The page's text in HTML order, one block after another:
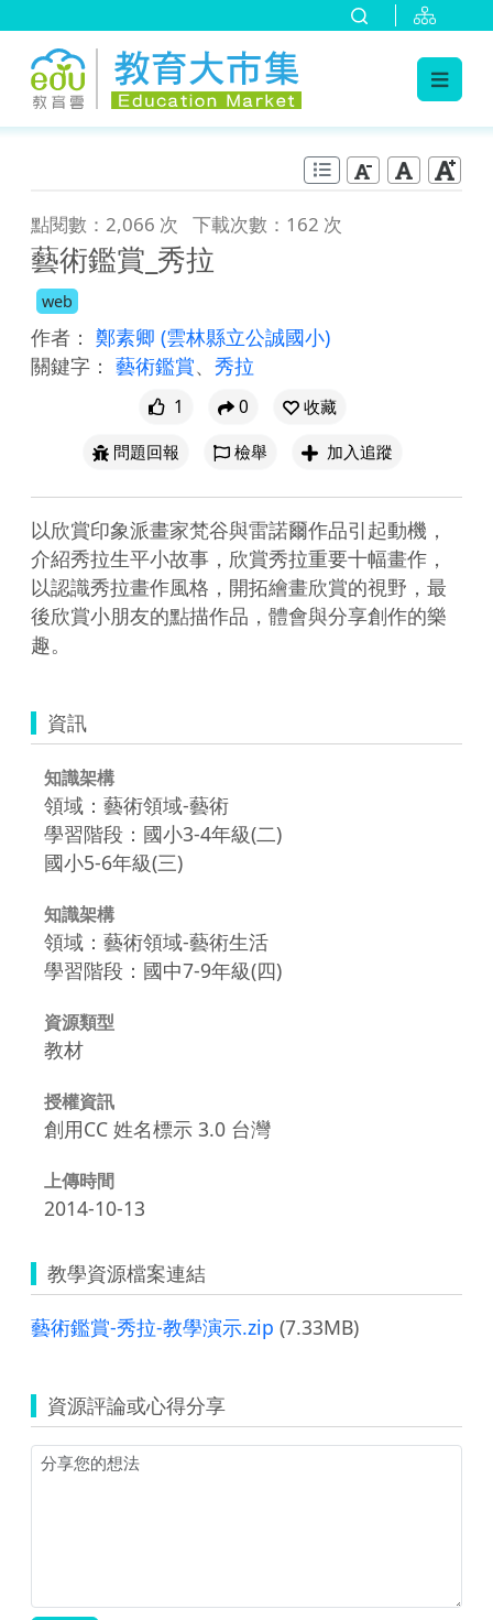
點閱數：2,066 次 下載次數：162 次
藝術鑑賞_秀拉
web
作者： 鄭素卿 (雲林縣立公誠國小)
關鍵字： 藝術鑑賞、 秀拉
1 0
收藏
問題回報
檢舉 加入追蹤
以欣賞印象派畫家梵谷與雷諾爾作品引起動機，
介紹秀拉生平小故事，欣賞秀拉重要十幅畫作，
以認識秀拉畫作風格，開拓繪畫欣賞的視野，最
後欣賞小朋友的點描作品，體會與分享創作的樂
趣。
資訊
知識架構
領域：藝術領域-藝術
學習階段：國小3-4年級(二)
國小5-6年級(三)
知識架構
領域：藝術領域-藝術生活
學習階段：國中7-9年級(四)
資源類型
教材
授權資訊
創用CC 姓名標示 3.0 台灣
上傳時間
2014-10-13
教學資源檔案連結
藝術鑑賞-秀拉-教學演示.zip (7.33MB)
資源評論或心得分享